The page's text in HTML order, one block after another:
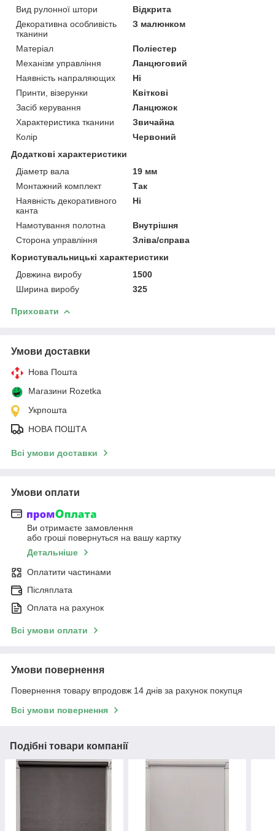
Вид рулонної штори
Відкрита
Декоративна особливість
тканини
З малюнком
Матеріал
Поліестер
Механізм управління
Ланцюговий
Наявність напраляющих
Ні
Принти, візерунки
Квіткові
Засіб керування
Ланцюжок
Характеристика тканини
Звичайна
Колір
Червоний
Додаткові характеристики
Діаметр вала
19 мм
Монтажний комплект
Так
Наявність декоративного
канта
Ні
Намотування полотна
Внутрішня
Сторона управління
Зліва/справа
Користувальницькі характеристики
Довжина виробу
1500
Ширина виробу
325
Приховати
Умови доставки
Нова Пошта
Магазини Rozetka
Укрпошта
НОВА ПОШТА
Всі умови доставки
Умови оплати
Ви отримаєте замовлення
або гроші повернуться на вашу картку
Детальніше
Оплатити частинами
Післяплата
Оплата на рахунок
Всі умови оплати
Умови повернення
Повернення товару впродовж 14 днів за рахунок покупця
Всі умови повернення
Подібні товари компанії